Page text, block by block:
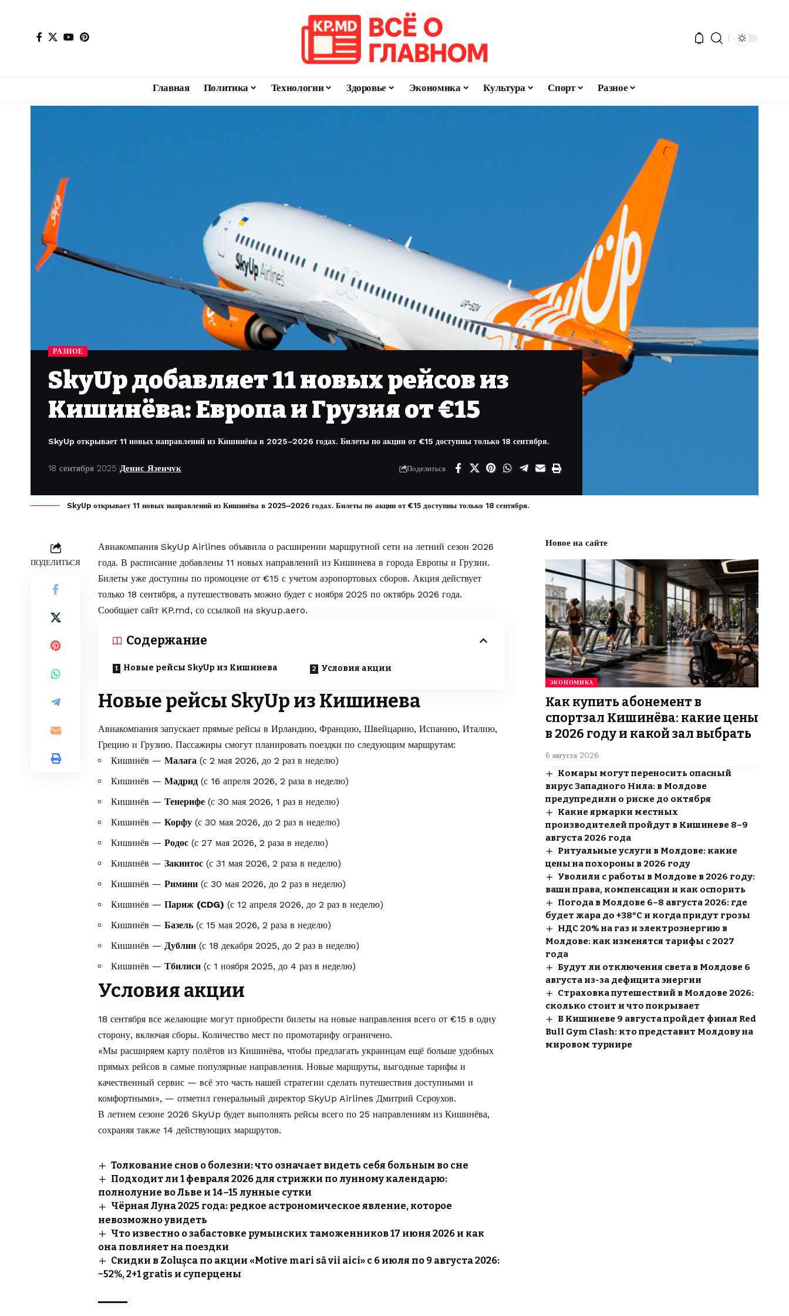
Главная Политика Технологии Здоровье Экономика Культура Спорт Разное
РАЗНОЕ
SkyUp добавляет 11 новых рейсов из
Кишинёва: Европа и Грузия от €15
SkyUp открывает 11 новых направлений из Кишинёва в 2025–2026 годах. Билеты по акции от €15 доступны только 18 сентября.
18 сентября 2025 Денис Язенчук Поделиться
SkyUp открывает 11 новых направлений из Кишинёва в 2025–2026 годах. Билеты по акции от €15 доступны только 18 сентября.
ПОДЕЛИТЬСЯ
Авиакомпания SkyUp Airlines объявила о расширении маршрутной сети на летний сезон 2026
года. В расписание добавлены 11 новых направлений из Кишинева в города Европы и Грузии.
Билеты уже доступны по промоцене от €15 с учетом аэропортовых сборов. Акция действует
только 18 сентября, а путешествовать можно будет с ноября 2025 по октябрь 2026 года.
Сообщает сайт KP.md, со ссылкой на skyup.aero.
Содержание
Новые рейсы SkyUp из Кишинева Условия акции
Новые рейсы SkyUp из Кишинева
Авиакомпания запускает прямые рейсы в Ирландию, Францию, Швейцарию, Испанию, Италию,
Грецию и Грузию. Пассажиры смогут планировать поездки по следующим маршрутам:
Кишинёв — Малага (с 2 мая 2026, до 2 раз в неделю)
Кишинёв — Мадрид (с 16 апреля 2026, 2 раза в неделю)
Кишинёв — Тенерифе (с 30 мая 2026, 1 раз в неделю)
Кишинёв — Корфу (с 30 мая 2026, до 2 раз в неделю)
Кишинёв — Родос (с 27 мая 2026, 2 раза в неделю)
Кишинёв — Закинтос (с 31 мая 2026, 2 раза в неделю)
Кишинёв — Римини (с 30 мая 2026, до 2 раз в неделю)
Кишинёв — Париж (CDG) (с 12 апреля 2026, до 2 раз в неделю)
Кишинёв — Базель (с 15 мая 2026, 2 раза в неделю)
Кишинёв — Дублин (с 18 декабря 2025, до 2 раз в неделю)
Кишинёв — Тбилиси (с 1 ноября 2025, до 4 раз в неделю)
Условия акции
18 сентября все желающие могут приобрести билеты на новые направления всего от €15 в одну
сторону, включая сборы. Количество мест по промотарифу ограничено.
«Мы расширяем карту полётов из Кишинёва, чтобы предлагать украинцам ещё больше удобных
прямых рейсов в самые популярные направления. Новые маршруты, выгодные тарифы и
качественный сервис — всё это часть нашей стратегии сделать путешествия доступными и
комфортными», — отметил генеральный директор SkyUp Airlines Дмитрий Сєроухов.
В летнем сезоне 2026 SkyUp будет выполнять рейсы всего по 25 направлениям из Кишинёва,
сохраняя также 14 действующих маршрутов.
Толкование снов о болезни: что означает видеть себя больным во сне
Подходит ли 1 февраля 2026 для стрижки по лунному календарю:
полнолуние во Льве и 14–15 лунные сутки
Чёрная Луна 2025 года: редкое астрономическое явление, которое
невозможно увидеть
Что известно о забастовке румынских таможенников 17 июня 2026 и как
она повлияет на поездки
Скидки в Zolușca по акции «Motive mari să vii aici» с 6 июля по 9 августа 2026:
−52%, 2+1 gratis и суперцены
Новое на сайте
ЭКОНОМИКА
Как купить абонемент в
спортзал Кишинёва: какие цены
в 2026 году и какой зал выбрать
6 августа 2026
Комары могут переносить опасный
вирус Западного Нила: в Молдове
предупредили о риске до октября
Какие ярмарки местных
производителей пройдут в Кишиневе 8–9
августа 2026 года
Ритуальные услуги в Молдове: какие
цены на похороны в 2026 году
Уволили с работы в Молдове в 2026 году:
ваши права, компенсации и как оспорить
Погода в Молдове 6–8 августа 2026: где
будет жара до +38°C и когда придут грозы
НДС 20% на газ и электроэнергию в
Молдове: как изменятся тарифы с 2027
года
Будут ли отключения света в Молдове 6
августа из-за дефицита энергии
Страховка путешествий в Молдове 2026:
сколько стоит и что покрывает
В Кишиневе 9 августа пройдет финал Red
Bull Gym Clash: кто представит Молдову на
мировом турнире